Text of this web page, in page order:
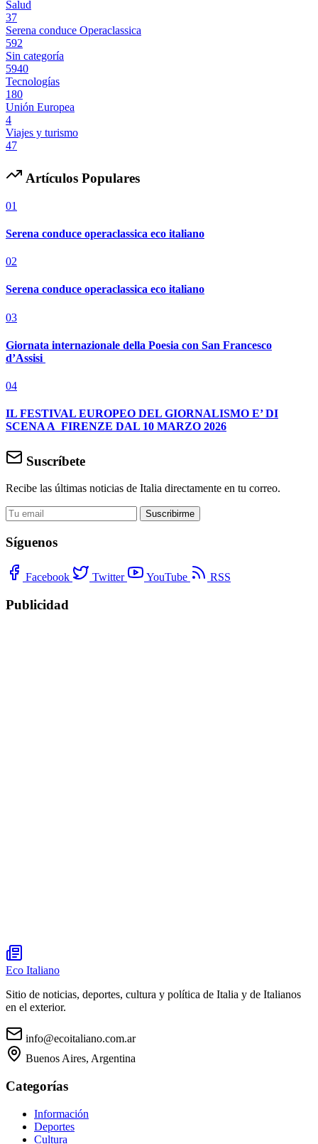
Salud
37
Serena conduce Operaclassica
592
Sin categoría
5940
Tecnologías
180
Unión Europea
4
Viajes y turismo
47
Artículos Populares
01
Serena conduce operaclassica eco italiano
02
Serena conduce operaclassica eco italiano
03
Giornata internazionale della Poesia con San Francesco
d’Assisi
04
IL FESTIVAL EUROPEO DEL GIORNALISMO E’ DI
SCENA A FIRENZE DAL 10 MARZO 2026
Suscríbete
Recibe las últimas noticias de Italia directamente en tu correo.
Suscribirme
Síguenos
Facebook Twitter YouTube RSS
Publicidad
Eco Italiano
Sitio de noticias, deportes, cultura y política de Italia y de Italianos
en el exterior.
info@ecoitaliano.com.ar
Buenos Aires, Argentina
Categorías
Información
Deportes
Cultura